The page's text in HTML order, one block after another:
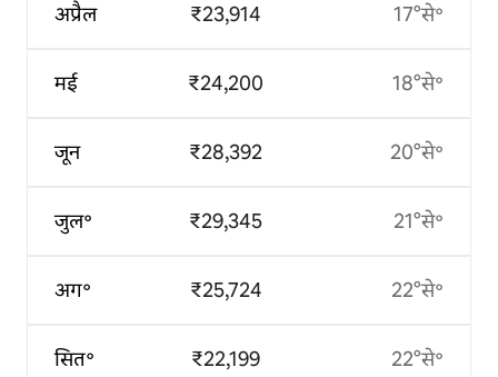
अप्रैल
मई
जून
जुल॰
अग॰
सित॰
₹23,914
₹24,200
₹28,392
₹29,345
₹25,724
₹22,199
17°से॰
18°से॰
20°से॰
21°से॰
22°से॰
22°से॰